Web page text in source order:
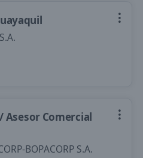
Asesor Comercial
BOPACORP S.A.